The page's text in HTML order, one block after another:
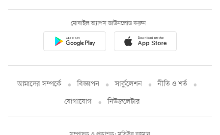
মোবাইল অ্যাপস ডাউনলোড করুন
আমাদের সম্পর্কে বিজ্ঞাপন সার্কুলেশন
নীতি ও শর্ত
যোগাযোগ
নিউজলেটার